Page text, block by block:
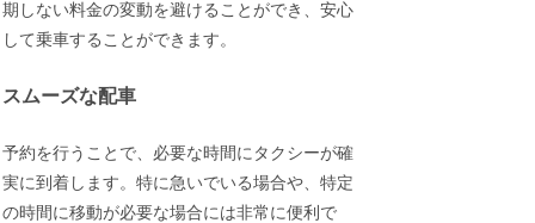
期しない料金の変動を避けることができ、安心
して乗車することができます。
スムーズな配車
予約を行うことで、必要な時間にタクシーが確
実に到着します。特に急いでいる場合や、特定
の時間に移動が必要な場合には非常に便利で